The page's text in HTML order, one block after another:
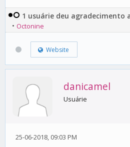
1 usuárie deu agradecimento
• Octonine
Website
danicamel
Usuárie
25-06-2018, 09:03 PM